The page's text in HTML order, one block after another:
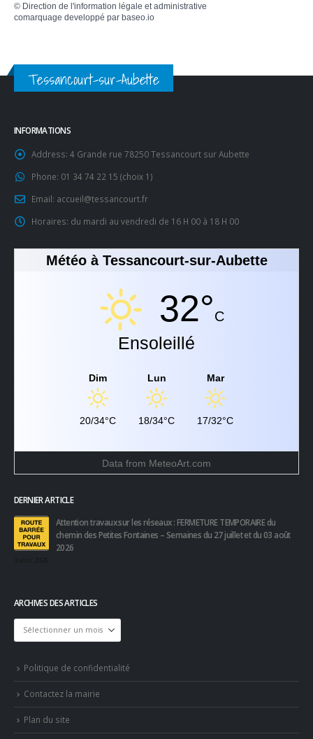
© Direction de l'information légale et administrative
comarquage developpé par baseo.io
Tessancourt-sur-Aubette
INFORMATIONS
Address: 4 Grande rue 78250 Tessancourt sur Aubette
Phone: 01 34 74 22 15 (choix 1)
Email: accueil@tessancourt.fr
Horaires: du mardi au vendredi de 16 H 00 à 18 H 00
Météo à Tessancourt-sur-Aubette
32°C
Ensoleillé
Dim
20/34°C
Lun
18/34°C
Mar
17/32°C
Data from MeteoArt.com
DERNIER ARTICLE
Attention travaux sur les réseaux : FERMETURE TEMPORAIRE du
chemin des Petites Fontaines – Semaines du 27 juillet et du 03 août
2026
ARCHIVES DES ARTICLES
Archives
des
Politique de confidentialité
Contactez la mairie
Plan du site